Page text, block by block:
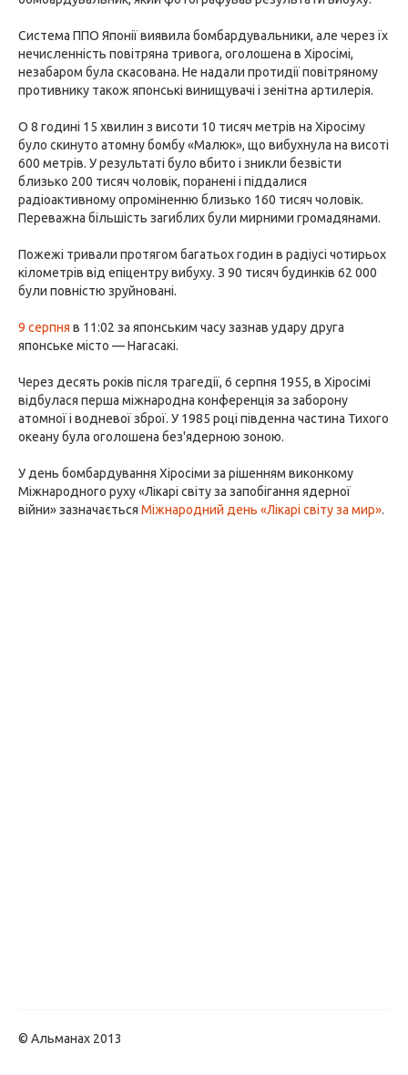
Система ППО Японії виявила бомбардувальники, але через їх
нечисленність повітряна тривога, оголошена в Хіросімі,
незабаром була скасована. Не надали протидії повітряному
противнику також японські винищувачі і зенітна артилерія.
О 8 годині 15 хвилин з висоти 10 тисяч метрів на Хіросіму
було скинуто атомну бомбу «Малюк», що вибухнула на висоті
600 метрів. У результаті було вбито і зникли безвісти
близько 200 тисяч чоловік, поранені і піддалися
радіоактивному опроміненню близько 160 тисяч чоловік.
Переважна більшість загиблих були мирними громадянами.
Пожежі тривали протягом багатьох годин в радіусі чотирьох
кілометрів від епіцентру вибуху. З 90 тисяч будинків 62 000
були повністю зруйновані.
9 серпня в 11:02 за японським часу зазнав удару друга
японське місто — Нагасакі.
Через десять років після трагедії, 6 серпня 1955, в Хіросімі
відбулася перша міжнародна конференція за заборону
атомної і водневої зброї. У 1985 році південна частина Тихого
океану була оголошена без'ядерною зоною.
У день бомбардування Хіросіми за рішенням виконкому
Міжнародного руху «Лікарі світу за запобігання ядерної
війни» зазначається Міжнародний день «Лікарі світу за мир».
© Альманах 2013